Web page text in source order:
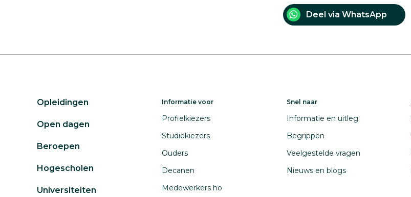
Deel via WhatsApp
Opleidingen
Open dagen
Beroepen
Hogescholen
Universiteiten
Informatie voor
Profielkiezers
Studiekiezers
Ouders
Decanen
Medewerkers ho
Snel naar
Informatie en uitleg
Begrippen
Veelgestelde vragen
Nieuws en blogs